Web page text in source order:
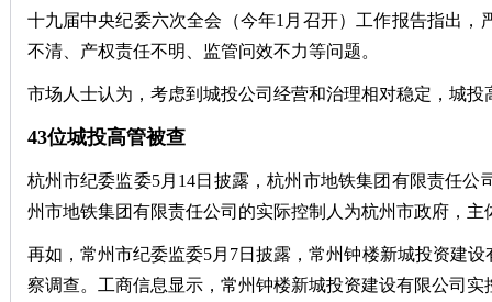
十九届中央纪委六次全会（今年1月召开）工作报告指出
不清、产权责任不明、监管问效不力等问题。
市场人士认为，考虑到城投公司经营和治理相对稳定，城
43位城投高管被查
杭州市纪委监委5月14日披露，杭州市地铁集团有限责任
州市地铁集团有限责任公司的实际控制人为杭州市政府，
再如，常州市纪委监委5月7日披露，常州钟楼新城投资建
察调查。工商信息显示，常州钟楼新城投资建设有限公司